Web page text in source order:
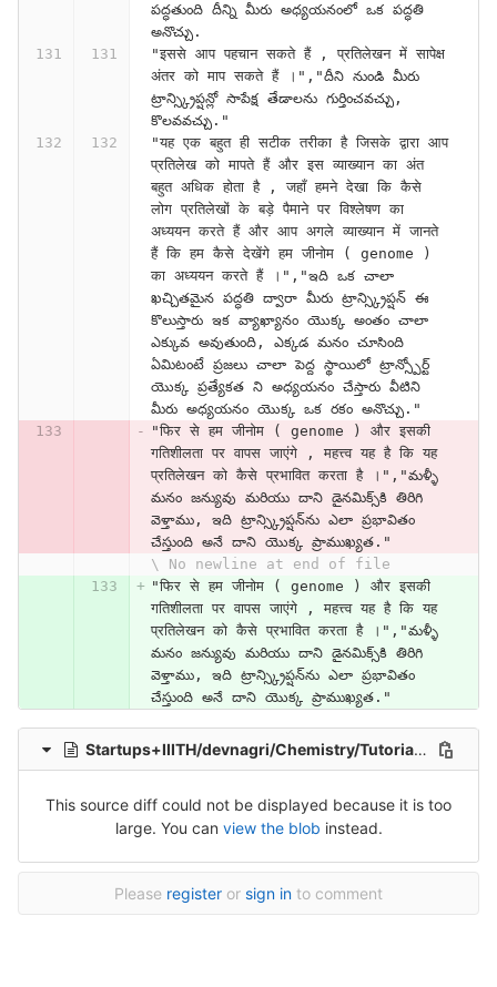
పద్ధతుంది దీన్ని మీరు అధ్యయనంలో ఒక పద్ధతి
అనొచ్చు.
"इससे आप पहचान सकते हैं , प्रतिलेखन में सापेक्ष
अंतर को माप सकते हैं ।","దీని నుండి మీరు
ట్రాన్స్క్రిప్షన్లో సాపేక్ష తేడాలను గుర్తించవచ్చు,
కొలవవచ్చు."
"यह एक बहुत ही सटीक तरीका है जिसके द्वारा आप
प्रतिलेख को मापते हैं और इस व्याख्यान का अंत
बहुत अधिक होता है , जहाँ हमने देखा कि कैसे
लोग प्रतिलेखों के बड़े पैमाने पर विश्लेषण का
अध्ययन करते हैं और आप अगले व्याख्यान में जानते
हैं कि हम कैसे देखेंगे हम जीनोम ( genome )
का अध्ययन करते हैं ।","ఇది ఒక చాలా
ఖచ్చితమైన పద్ధతి ద్వారా మీరు ట్రాన్స్క్రిప్షన్ ఈ
కొలుస్తారు ఇక వ్యాఖ్యానం యొక్క అంతం చాలా
ఎక్కువ అవుతుంది, ఎక్కడ మనం చూసింది
ఏమిటంటే ప్రజలు చాలా పెద్ద స్థాయిలో ట్రాన్స్పోర్ట్
యొక్క ప్రత్యేకత ని అధ్యయనం చేస్తారు వీటిని
మీరు అధ్యయనం యొక్క ఒక రకం అనొచ్చు."
"फिर से हम जीनोम ( genome ) और इसकी
गतिशीलता पर वापस जाएंगे , महत्त्व यह है कि यह
प्रतिलेखन को कैसे प्रभावित करता है ।","మళ్ళీ
మనం జన్యువు మరియు దాని డైనమిక్స్‌కి తిరిగి
వెళ్తాము, ఇది ట్రాన్స్క్రిప్షన్‌ను ఎలా ప్రభావితం
చేస్తుంది అనే దాని యొక్క ప్రాముఖ్యత."
\ No newline at end of file
"फिर से हम जीनोम ( genome ) और इसकी
गतिशीलता पर वापस जाएंगे , महत्त्व यह है कि यह
प्रतिलेखन को कैसे प्रभावित करता है ।","మళ్ళీ
మనం జన్యువు మరియు దాని డైనమిక్స్‌కి తిరిగి
వెళ్తాము, ఇది ట్రాన్స్క్రిప్షన్‌ను ఎలా ప్రభావితం
చేస్తుంది అనే దాని యొక్క ప్రాముఖ్యత."
Startups+IIITH/devnagri/Chemistry/Tutorial__Session_1_-ID3HjFZmqVU.hi.csv
This source diff could not be displayed because it is too
large. You can view the blob instead.
Please register or sign in to comment